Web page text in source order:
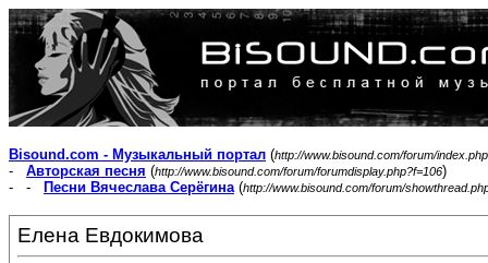
Bisound.com - Музыкальный портал (http://www.bisound.com/forum/index.php
- Авторская песня (http://www.bisound.com/forum/forumdisplay.php?f=106)
- -
Песни Вячеслава Серёгина(http://www.bisound.com/forum/
Елена Евдокимова